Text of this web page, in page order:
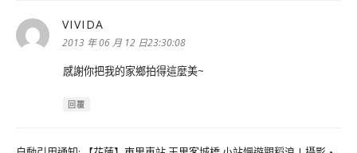
VIVIDA
示:
2013 年 06 月 12 日23:30:08
感謝你把我的家鄉拍得這麼美~
回覆